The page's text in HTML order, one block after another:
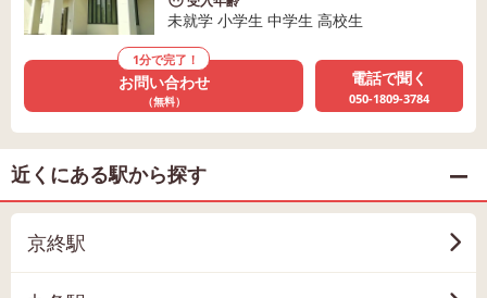
未就学 小学生 中学生 高校生
1分で完了！
お問い合わせ
（無料）
電話で聞く
050-1809-3784
近くにある駅から探す
京終駅